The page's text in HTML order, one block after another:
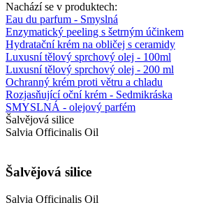
Nachází se v produktech:
Eau du parfum - Smyslná
Enzymatický peeling s šetrným účinkem
Hydratační krém na obličej s ceramidy
Luxusní tělový sprchový olej - 100ml
Luxusní tělový sprchový olej - 200 ml
Ochranný krém proti větru a chladu
Rozjasňující oční krém - Sedmikráska
SMYSLNÁ - olejový parfém
Šalvějová silice
Salvia Officinalis Oil
Šalvějová silice
Salvia Officinalis Oil